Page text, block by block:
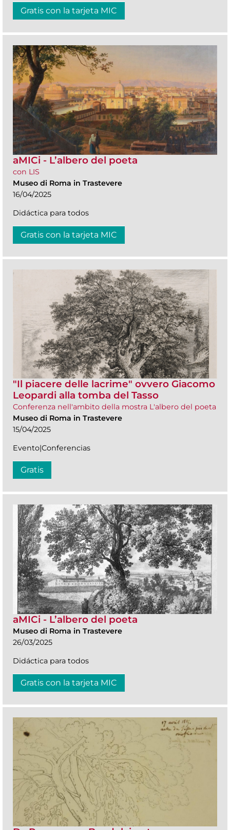
Gratis con la tarjeta MIC
aMICi - L’albero del poeta
con LIS
Museo di Roma in Trastevere
16/04/2025
Didáctica para todos
Gratis con la tarjeta MIC
"Il piacere delle lacrime" ovvero Giacomo
Leopardi alla tomba del Tasso
Conferenza nell'ambito della mostra L'albero del poeta
Museo di Roma in Trastevere
15/04/2025
Evento|Conferencias
Gratis
aMICi - L’albero del poeta
Museo di Roma in Trastevere
26/03/2025
Didáctica para todos
Gratis con la tarjeta MIC